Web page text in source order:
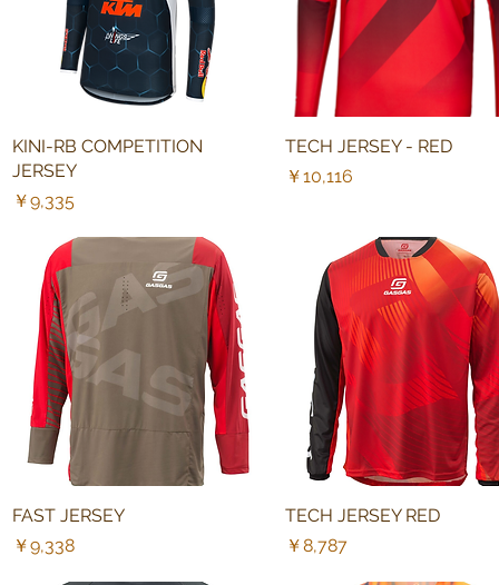
クイックビュー
KINI-RB COMPETITION
JERSEY
価格
￥9,335
クイックビュー
TECH JERSEY - RED
価格
￥10,116
クイックビュー
FAST JERSEY
価格
￥9,338
クイックビュー
TECH JERSEY RED
価格
￥8,787